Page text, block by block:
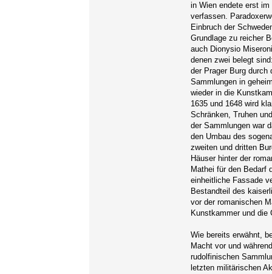
in Wien endete erst
verfassen.
Einbruch der
Grundlage zu reicher
auch Dionysio
denen zwei belegt
der Prager Burg durch
Sammlungen in
wieder in die
1635 und 1648 wird
Schränken, Truhen
der Sammlungen war
den Umbau des
zweiten und dritten
Häuser hinter der
Mathei für den Bedarf
einheitliche Fassade
Bestandteil des
vor der romanischen
Kunstkammer und die
Wie bereits erwähnt,
Macht vor und
rudolfinischen
letzten militärischen